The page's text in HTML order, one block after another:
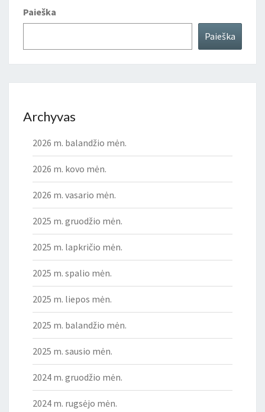
Paieška
Paieška
Archyvas
2026 m. balandžio mėn.
2026 m. kovo mėn.
2026 m. vasario mėn.
2025 m. gruodžio mėn.
2025 m. lapkričio mėn.
2025 m. spalio mėn.
2025 m. liepos mėn.
2025 m. balandžio mėn.
2025 m. sausio mėn.
2024 m. gruodžio mėn.
2024 m. rugsėjo mėn.